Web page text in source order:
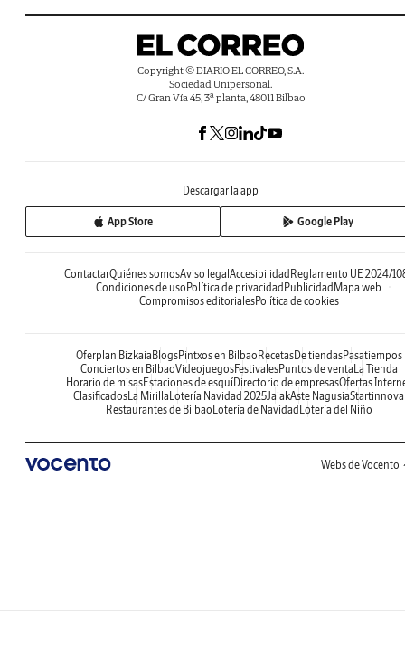
Copyright © DIARIO EL CORREO, S.A.
Sociedad Unipersonal.
C/ Gran Vía 45, 3ª planta, 48011 Bilbao
Descargar la app
App Store Google Play
ContactarQuiénes somosAviso legalAccesibilidadReglamento UE 2024/
Condiciones de usoPolítica de privacidadPublicidadMapa web
Compromisos editorialesPolítica de cookies
Oferplan BizkaiaBlogsPintxos en BilbaoRecetasDe tiendasPasatiempos
Conciertos en BilbaoVideojuegosFestivalesPuntos de ventaLa Tienda
Horario de misasEstaciones de esquíDirectorio de empresasOfertas
ClasificadosLa MirillaLotería Navidad 2025JaiakAste NagusiaStartinnova
Restaurantes de BilbaoLotería de NavidadLotería del Niño
Webs de Vocento